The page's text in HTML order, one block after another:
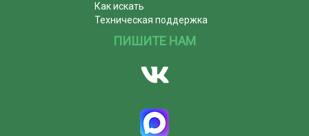
Как искать
Техническая поддержка
ПИШИТЕ НАМ